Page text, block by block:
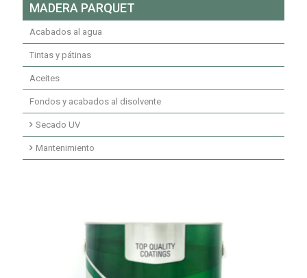
Acabados transparentes poliéster insaturado
Fondos pigmentados secados UV
Acabados secados UV
MADERA PARQUET
Acabados al agua
Tintas y pátinas
Aceites
Fondos y acabados al disolvente
Secado UV
Imprimaciones secado UV
Mantenimiento